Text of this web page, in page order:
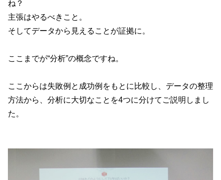
ね？
主張はやるべきこと。
そしてデータから見えることが証拠に。
ここまでが“分析”の概念ですね。
ここからは失敗例と成功例をもとに比較し、データの整理
方法から、分析に大切なことを4つに分けてご説明しまし
た。